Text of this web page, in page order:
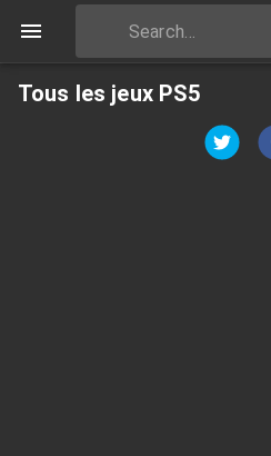
Tous les jeux PS5